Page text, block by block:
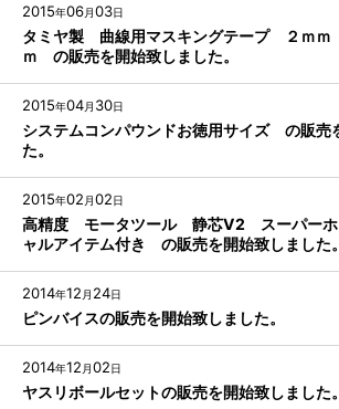
2015年06月03日
タミヤ製 曲線用マスキングテープ ２ｍ
ｍ の販売を開始致しました。
2015年04月 30日
システムコンパウンドお徳用サイズ の販売
た。
2015年02 月02日
高精度 モータツール 静芯V2 スーパー
ャルアイテム付き の販売を開始致しました。
2014年12 月 24日
ピンバイスの販売を開始致しました。
2014年12 月02日
ヤスリボールセットの販売を開始致しました。